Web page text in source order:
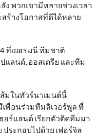
ง พวกเขามีหลายช่วงเวลา
ร้างโอกาสที่ดีได้หลาย
ที่เยอรมนี ทีมชาติ
แลนด์, ออสเตรีย และทีม
มในทัวร์นาเมนต์นี้
พื่อนร่วมทีมลิเวอร์พูล ที่
ร์แลนด์ เรียกตัวติดทีมมา
ระกอบไปด้วย เฟอร์จิล